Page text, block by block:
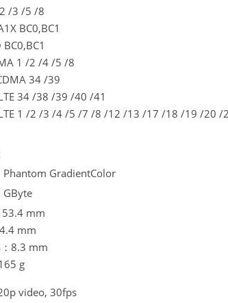
/3 /5 /8
BC0,BC1
1 /2 /4 /5 /8
34 /39
34 /38 /39 /40 /41
1 /2 /3 /4 /5 /7 /8 /12 /13 /17 /18 /19 /20 /
Phantom GradientColor
mm
mm
8.3 mm
g
video, 30fps